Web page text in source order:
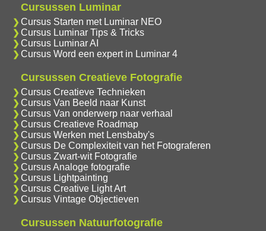
Cursussen Luminar
Cursus Starten met Luminar NEO
Cursus Luminar Tips & Tricks
Cursus Luminar AI
Cursus Word een expert in Luminar 4
Cursussen Creatieve Fotografie
Cursus Creatieve Technieken
Cursus Van Beeld naar Kunst
Cursus Van onderwerp naar verhaal
Cursus Creatieve Roadmap
Cursus Werken met Lensbaby's
Cursus De Complexiteit van het Fotograferen
Cursus Zwart-wit Fotografie
Cursus Analoge fotografie
Cursus Lightpainting
Cursus Creative Light Art
Cursus Vintage Objectieven
Cursussen Natuurfotografie